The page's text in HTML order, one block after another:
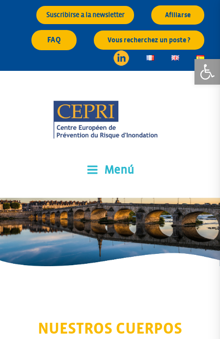
Abrir
contenido
Suscribirse a la newsletter Afiliarse
FAQ Vous recherchez un poste ?
Menú
NUESTROS CUERPOS